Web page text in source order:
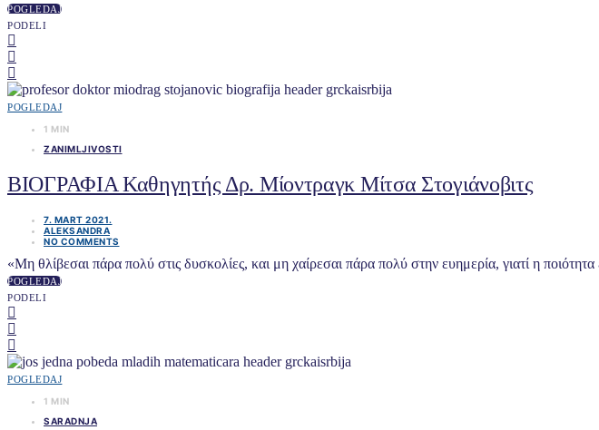
POGLEDAJ
PODELI
POGLEDAJ
1 MIN
ZANIMLJIVOSTI
ΒΙΟΓΡΑΦΙΑ Καθηγητής Δρ. Μίοντραγκ Μίτσα Στογιάνοβιτς
7. MART 2021.
ALEKSANDRA
NO COMMENTS
«Μη θλίβεσαι πάρα πολύ στις δυσκολίες, και μη χαίρεσαι πάρα πολύ στην ευημερία, γιατί η
POGLEDAJ
PODELI
POGLEDAJ
1 MIN
SARADNJA